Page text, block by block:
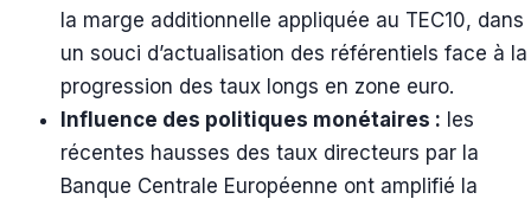
la marge additionnelle appliquée au TEC10, dans
un souci d’actualisation des référentiels face à la
progression des taux longs en zone euro.
Influence des politiques monétaires : les
récentes hausses des taux directeurs par la
Banque Centrale Européenne ont amplifié la